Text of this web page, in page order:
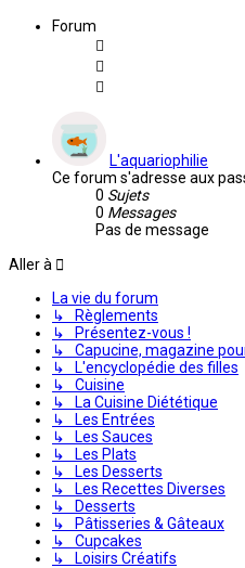
Forum
L'aquariophilie
Ce forum s'adresse aux
0 Sujets
0 Messages
Pas de message
Aller à
La vie du forum
↳ Règlements
↳ Présentez-vous !
↳ Capucine, magazine
↳ L'encyclopédie des filles
↳ Cuisine
↳ La Cuisine Diététique
↳ Les Entrées
↳ Les Sauces
↳ Les Plats
↳ Les Desserts
↳ Les Recettes Diverses
↳ Desserts
↳ Pâtisseries & Gâteaux
↳ Cupcakes
↳ Loisirs Créatifs